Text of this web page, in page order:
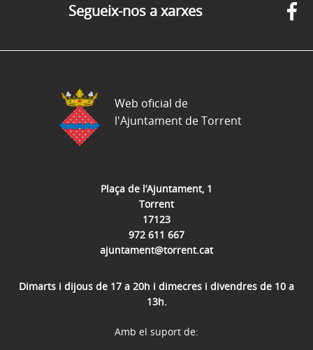
Segueix-nos a xarxes
Plaça de l’Ajuntament, 1
Torrent
17123
972 611 667
ajuntament@torrent.cat
Dimarts i dijous de 17 a 20h i dimecres i divendres de 10 a
13h.
Web oficial de
l'Ajuntament de Torrent
Amb el suport de: